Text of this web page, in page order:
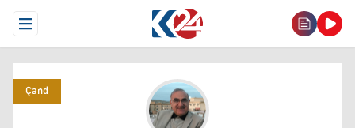
Open Menu
Çand